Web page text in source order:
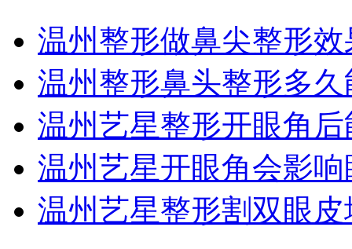
温州整形做鼻尖整形
温州整形鼻头整形多
温州艺星整形开眼角
温州艺星开眼角会影
温州艺星整形割双眼